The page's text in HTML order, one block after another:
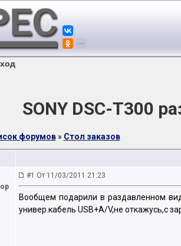
SONY DSC-T300
форумов» Стол заказов
#1 От 11/03/2011 21:23
Вообщем подарили в раздавленном
универ.кабель USB+A/V,не откажусь,с